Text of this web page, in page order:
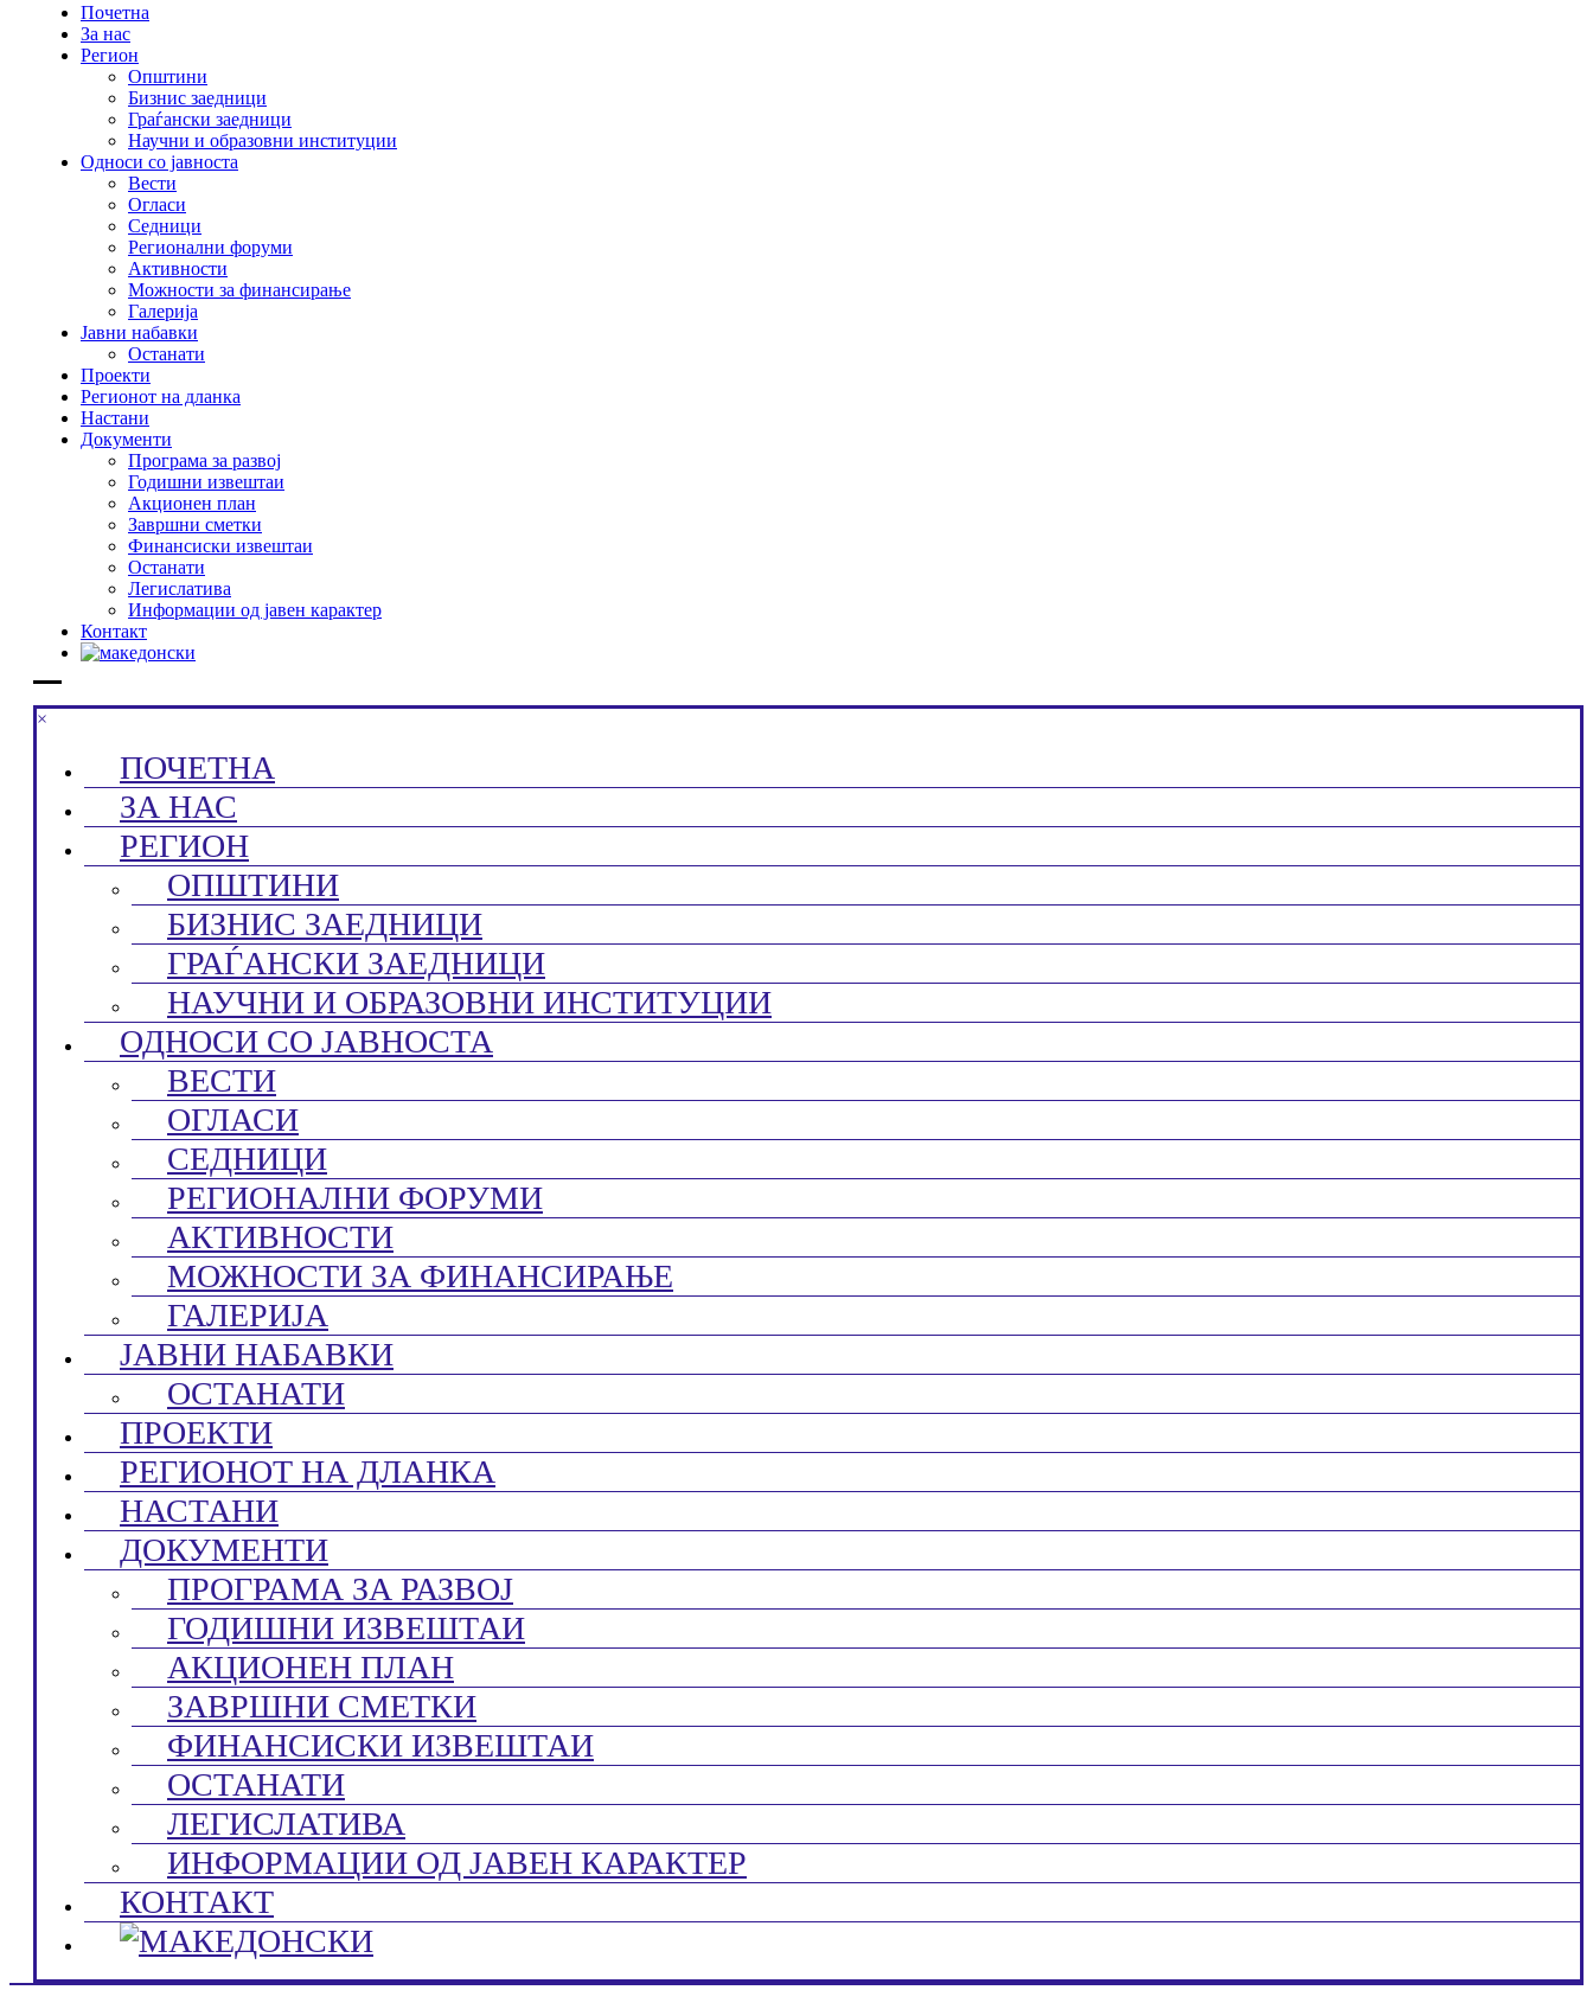
Почетна
За нас
Регион
Општини
Бизнис заедници
Граѓански заедници
Научни и образовни институции
Односи со јавноста
Вести
Огласи
Седници
Регионални форуми
Активности
Можности за финансирање
Галерија
Јавни набавки
Останати
Проекти
Регионот на дланка
Настани
Документи
Програма за развој
Годишни извештаи
Акционен план
Завршни сметки
Финансиски извештаи
Останати
Легислатива
Информации од јавен карактер
Контакт
×
ПОЧЕТНА
ЗА НАС
РЕГИОН
ОПШТИНИ
БИЗНИС ЗАЕДНИЦИ
ГРАЃАНСКИ ЗАЕДНИЦИ
НАУЧНИ И ОБРАЗОВНИ ИНСТИТУЦИИ
ОДНОСИ СО ЈАВНОСТА
ВЕСТИ
ОГЛАСИ
СЕДНИЦИ
РЕГИОНАЛНИ ФОРУМИ
АКТИВНОСТИ
МОЖНОСТИ ЗА ФИНАНСИРАЊЕ
ГАЛЕРИЈА
ЈАВНИ НАБАВКИ
ОСТАНАТИ
ПРОЕКТИ
РЕГИОНОТ НА ДЛАНКА
НАСТАНИ
ДОКУМЕНТИ
ПРОГРАМА ЗА РАЗВОЈ
ГОДИШНИ ИЗВЕШТАИ
АКЦИОНЕН ПЛАН
ЗАВРШНИ СМЕТКИ
ФИНАНСИСКИ ИЗВЕШТАИ
ОСТАНАТИ
ЛЕГИСЛАТИВА
ИНФОРМАЦИИ ОД ЈАВЕН КАРАКТЕР
КОНТАКТ